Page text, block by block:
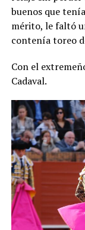
buenos que
mérito, le faltó
contenía toreo
Con el
Cadaval.